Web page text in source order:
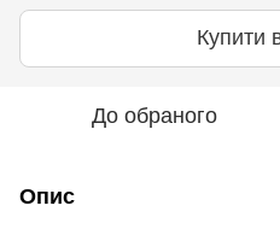
Купити
До обраного
Опис